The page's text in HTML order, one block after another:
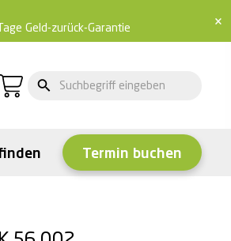
×
Geld-zurück-Garantie
Termin buchen